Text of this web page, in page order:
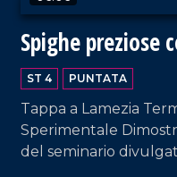
Spighe preziose
ST 4 PUNTATA
Tappa a Lamezia
Sperimentale
del seminario
VAI AL TITOLO